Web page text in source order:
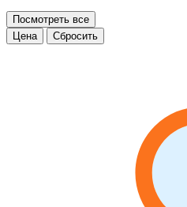
Посмотреть все
Цена
Сбросить